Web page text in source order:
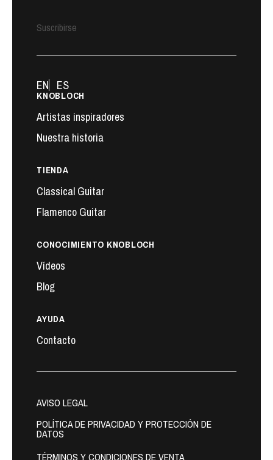
Suscribirse
KNOBLOCH
Artistas inspiradores
Nuestra historia
TIENDA
Classical Guitar
Flamenco Guitar
CONOCIMIENTO KNOBLOCH
Vídeos
Blog
AYUDA
Contacto
EN ES
AVISO LEGAL
POLÍTICA DE PRIVACIDAD Y PROTECCIÓN DE
DATOS
TÉRMINOS Y CONDICIONES DE VENTA